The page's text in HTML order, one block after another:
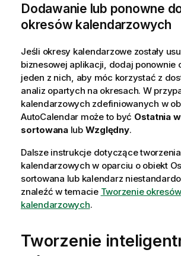
Dodawanie lub ponowne
okresów kalendarzowych
Jeśli okresy kalendarzowe zostały
biznesowej aplikacji, dodaj ponownie
jeden z nich, aby móc korzystać z
analiz opartych na okresach. W
kalendarzowych zdefiniowanych w
AutoCalendar może to być Ostatnia
sortowanalub Względny.
Dalsze instrukcje dotyczące
kalendarzowych w oparciu o obiekt
sortowana lub kalendarz
znaleźć w temacie Tworzenie okresów
kalendarzowych.
Tworzenie